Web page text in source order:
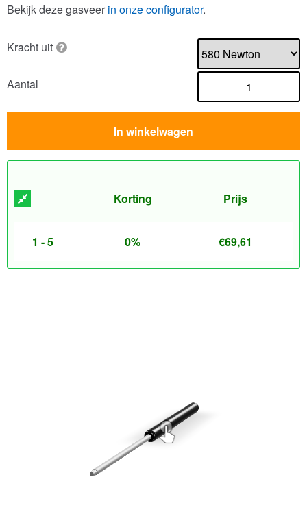
Bekijk deze gasveer in onze configurator.
Kracht uit
Aantal
In winkelwagen
Korting Prijs
1 - 5 0% €69,61